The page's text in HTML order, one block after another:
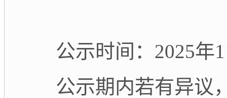
公示时间： 2025年
公示期内若有异议